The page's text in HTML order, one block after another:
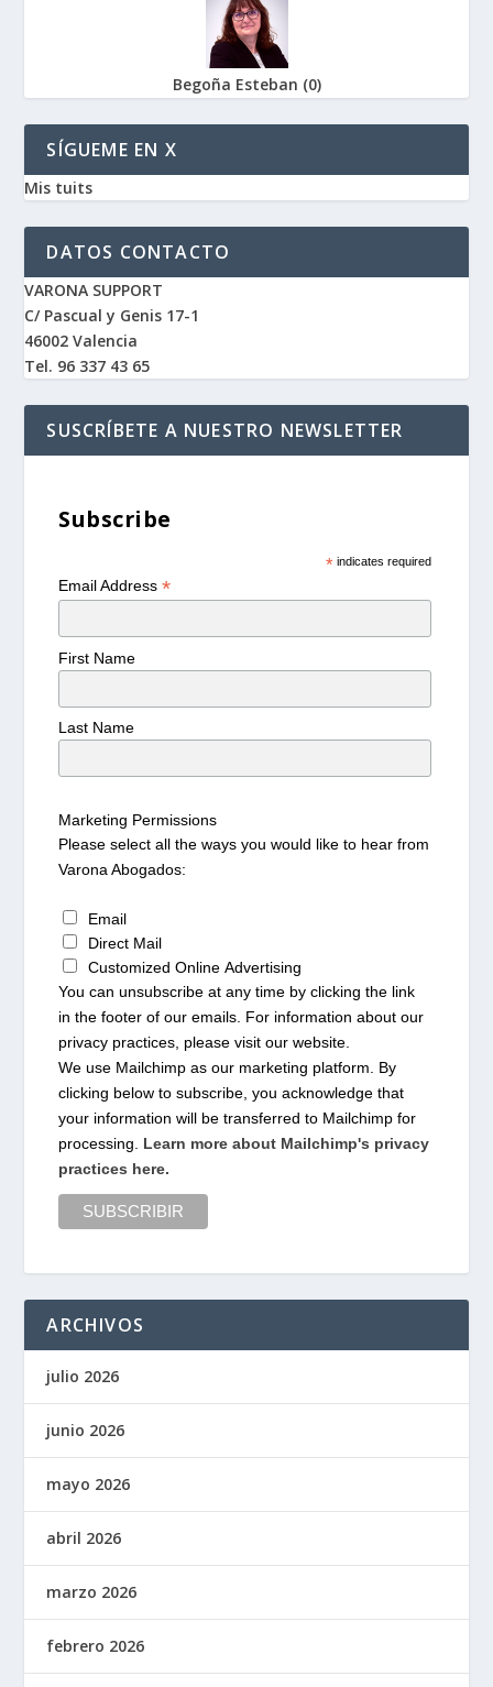
Begoña Esteban (0)
SÍGUEME EN X
Mis tuits
DATOS CONTACTO
VARONA SUPPORT
C/ Pascual y Genis 17-1
46002 Valencia
Tel. 96 337 43 65
SUSCRÍBETE A NUESTRO NEWSLETTER
Subscribe
*indicates required
Email Address*
First Name
Last Name
Marketing Permissions
Please select all the ways you would like to hear from
Varona Abogados:
Email
Direct Mail
Customized Online Advertising
You can unsubscribe at any time by clicking the link
in the footer of our emails. For information about our
privacy practices, please visit our website.
We use Mailchimp as our marketing platform. By
clicking below to subscribe, you acknowledge that
your information will be transferred to Mailchimp for
processing. Learn more about Mailchimp's privacy
practices here.
ARCHIVOS
julio 2026
junio 2026
mayo 2026
abril 2026
marzo 2026
febrero 2026